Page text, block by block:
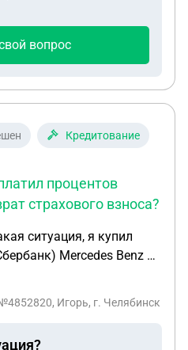
вопрос
Кредитование
процентов
страхового взноса?
ситуация, я купил
Mercedes Benz E-
платил исправно 1.5
не имею
Игорь, г. Челябинск